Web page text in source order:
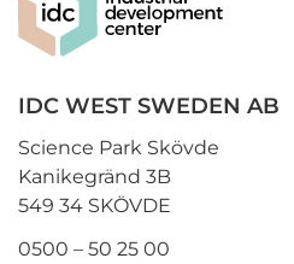
IDC WEST SWEDEN AB
Science Park Skövde
Kanikegränd 3B
549 34 SKÖVDE
0500 – 50 25 00